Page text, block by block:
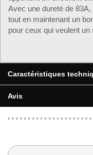
Avec une dureté de
tout en maintenant un
pour ceux qui veulent
Caractéristiques
Avis